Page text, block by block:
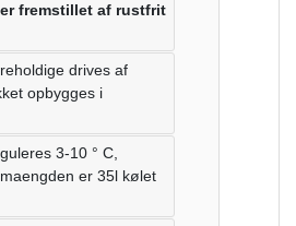
fremstillet af rustfrit
drives af
opbygges i
3-10 ° C,
er 35l kølet